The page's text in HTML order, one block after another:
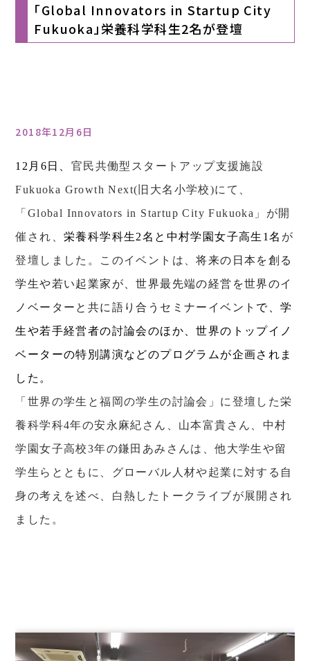
「Global Innovators in Startup City
Fukuoka」栄養科学科生2名が登壇
2018年12月6日
12 月 6 日、 官民共働型スタートアップ支援施設
Fukuoka Growth Next( 旧大名小学校)にて、
「 Global Innovators in Startup City Fukuoka 」が開
催され、栄養科学科生2名と中村学園女子高生 1名 が
登壇しました。このイベントは、将来の日本を創る
学生や若い起業家が、世界最先端の経営を世界のイ
ノベーターと共に語り合うセミナーイベント で、学
生や若手経営者の討論会のほか、世界のトップイノ
ベーターの特別講演などのプログラムが企画されま
した。
「世界の学生と福岡の学生の討論会」に登壇した栄
養科学科4年の安永麻紀さん、山本富貴さん、中村
学園女子高校3年の鎌田あみさんは、他大学生や留
学生らとともに、グローバル人材や起業に対する自
身の考えを述べ、白熱したトークライブが展開され
ました。